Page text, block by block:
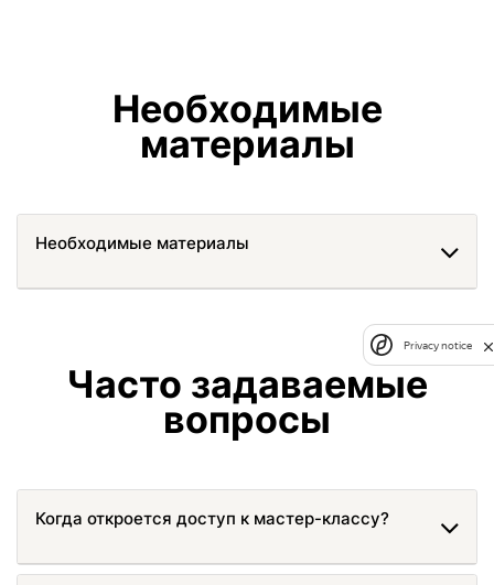
Необходимые
материалы
Необходимые материалы
Часто задаваемые
вопросы
Когда откроется доступ к мастер-классу?
Privacy notice